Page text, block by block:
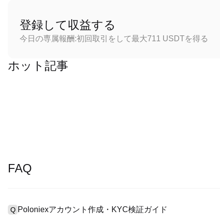
登録して収益する
今日の専属報酬:初回取引をして最大711 USDTを得る
ホット記事
FAQ
Q Poloniexアカウント作成・KYC検証ガイド